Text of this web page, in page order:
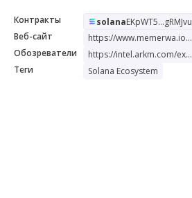
Контракты solanaEKpWT5...gRMJvu
Веб-сайт
https://www.memerwa.io/
Обозреватели
https://intel.arkm.com/explorer/token/memerwa
Теги
Solana Ecosystem